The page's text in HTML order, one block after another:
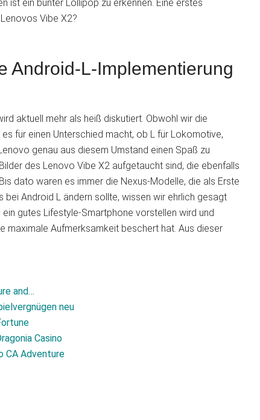
ist ein bunter Lollipop zu erkennen. Eine erstes
Vibe X2?
Android-L-Implementierung
aktuell mehr als heiß diskutiert. Obwohl wir die
für einen Unterschied macht, ob L für Lokomotive,
genau aus diesem Umstand einen Spaß zu
des Lenovo Vibe X2 aufgetaucht sind, die ebenfalls
dato waren es immer die Nexus-Modelle, die als Erste
Android L ändern sollte, wissen wir ehrlich gesagt
gutes Lifestyle-Smartphone vorstellen wird und
maximale Aufmerksamkeit beschert hat. Aus dieser
and…
neu
Casino
CA Adventure